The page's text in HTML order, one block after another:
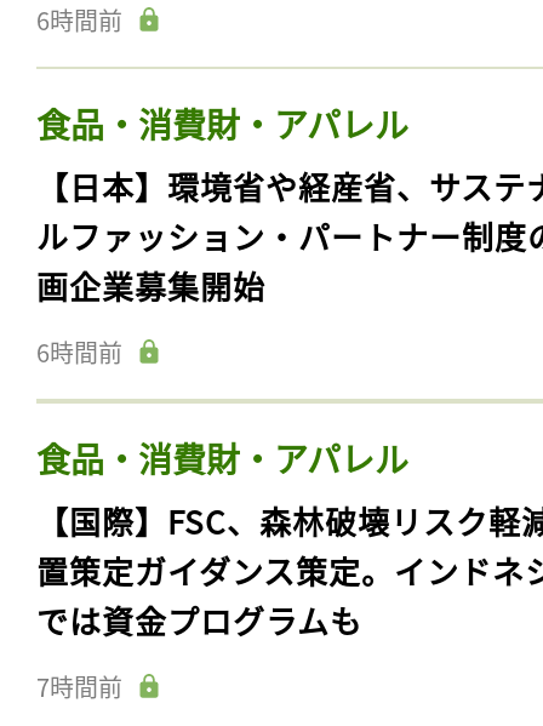
6時間前
食品・消費財・アパレル
【日本】環境省や経産省、サステ
ルファッション・パートナー制度
画企業募集開始
6時間前
食品・消費財・アパレル
【国際】FSC、森林破壊リスク軽
置策定ガイダンス策定。インドネ
では資金プログラムも
7時間前